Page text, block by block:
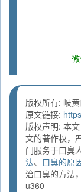
版权所有: 岐
原文链接:
版权声明: 本
文的著作权，
门服务于口臭
法、 口臭的原
治口臭的方法
u360